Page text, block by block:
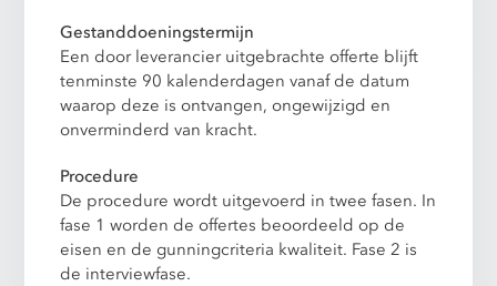
Gestanddoeningstermijn
Een door leverancier uitgebrachte offerte blijft
tenminste 90 kalenderdagen vanaf de datum
waarop deze is ontvangen, ongewijzigd en
onverminderd van kracht.
Procedure
De procedure wordt uitgevoerd in twee fasen. In
fase 1 worden de offertes beoordeeld op de
eisen en de gunningcriteria kwaliteit. Fase 2 is
de interviewfase.